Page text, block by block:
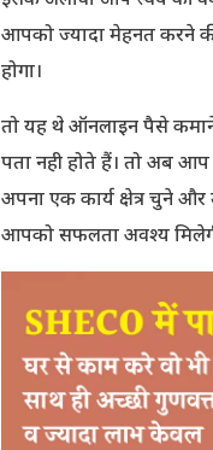
आपको ज्यादा मेहनत करने
होगा।
तो यह थे ऑनलाइन पैसे
पता नही होते हैं। तो अब
अपना एक कार्य क्षेत्र चुने
आपको सफलता अवश्य